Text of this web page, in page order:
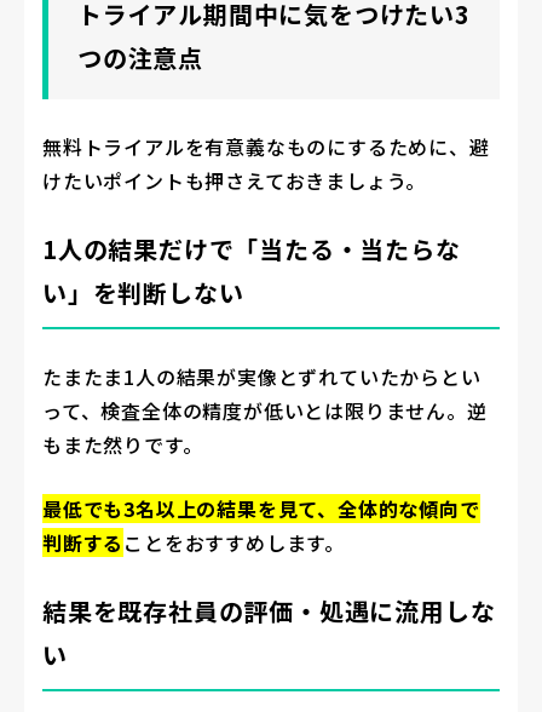
トライアル期間中に気をつけたい3
つの注意点
無料トライアルを有意義なものにするために、避
けたいポイントも押さえておきましょう。
1人の結果だけで「当たる・当たらな
い」を判断しない
たまたま1人の結果が実像とずれていたからとい
って、検査全体の精度が低いとは限りません。逆
もまた然りです。
最低でも3名以上の結果を見て、全体的な傾向で
判断する ことをおすすめします。
結果を既存社員の評価・処遇に流用しな
い